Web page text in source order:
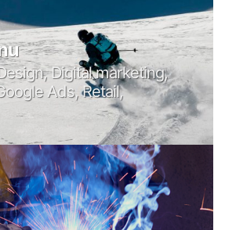
Digital marketing,
Ads, Retail,